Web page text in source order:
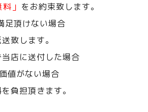
料」 をお約束致します。
頂けない場合
致します。
店に送付した場合
値がない場合
負担頂きます。